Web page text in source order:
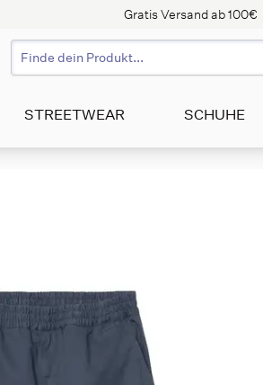
Gratis Versand ab 100€
STREETWEAR SCHUHE